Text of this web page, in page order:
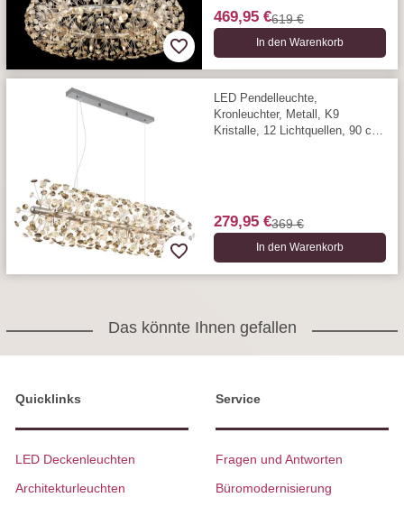
469,95 €619 €
In den Warenkorb
LED Pendelleuchte,
Kronleuchter, Metall, K9
Kristalle, 12 Lichtquellen, 90 cm
279,95 €369 €
In den Warenkorb
Das könnte Ihnen gefallen
Quicklinks
LED Deckenleuchten
Architekturleuchten
Service
Fragen und Antworten
Büromodernisierung